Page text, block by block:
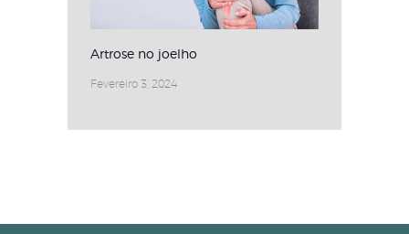
Artrose no joelho
Fevereiro 3, 2024